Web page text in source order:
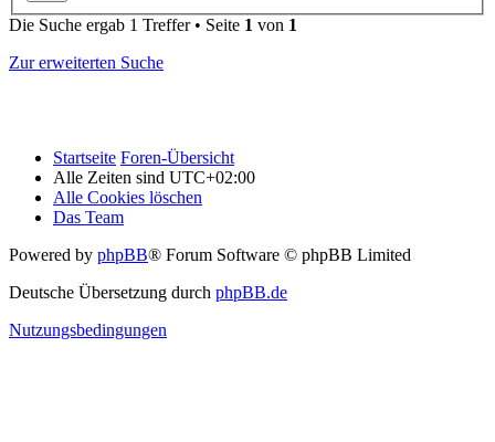
Die Suche ergab 1 Treffer • Seite 1 von 1
Zur erweiterten Suche
Startseite Foren-Übersicht
Alle Zeiten sind UTC+02:00
Alle Cookies löschen
Das Team
Powered by phpBB® Forum Software © phpBB Limited
Deutsche Übersetzung durch phpBB.de
Nutzungsbedingungen